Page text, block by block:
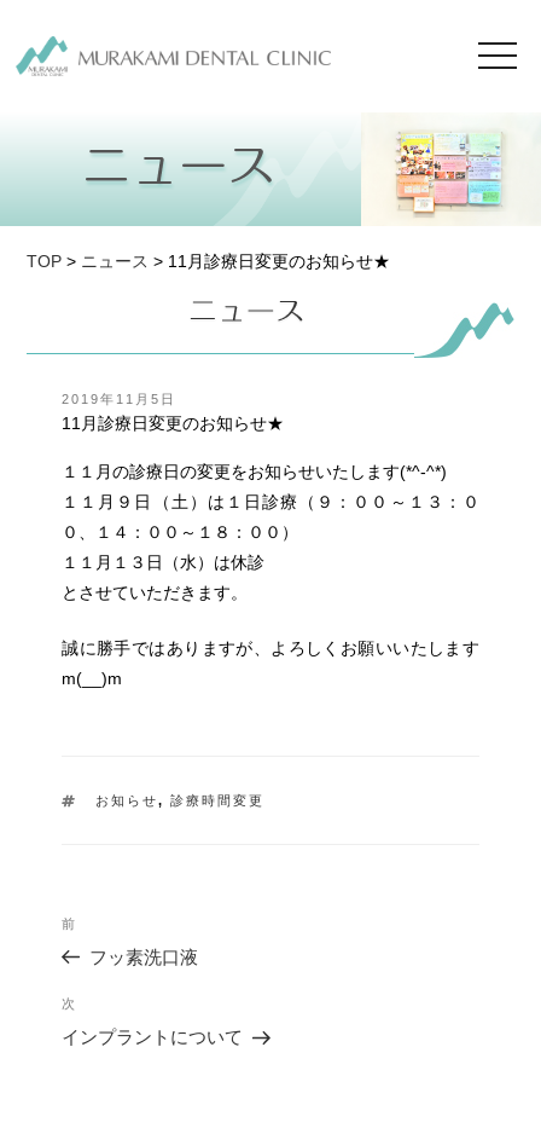
TOP > ニュース > 11月診療日変更のお知らせ★
投
稿
日:
2019年11月5日
11月診療日変更のお知らせ★
１１月の診療日の変更をお知らせいたします(*^-^*)
１１月９日（土）は１日診療（９：００～１３：０
０、１４：００～１８：００）
１１月１３日（水）は休診
とさせていただきます。
誠に勝手ではありますが、よろしくお願いいたします
m(__)m
タ
お知らせ, 診療時間変更
稿
ナ
ゲ
シ
過
去
投
稿
前
フッ素洗口液
次
の
投
次
インプラントについて